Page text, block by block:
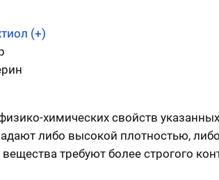
(+)
химических свойств
либо высокой плотностью,
требуют более строгого